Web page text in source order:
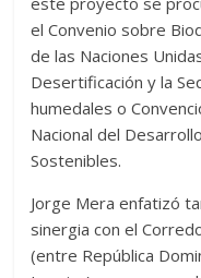
el Convenio sobre
de las Naciones
Desertificación y la
humedales o
Nacional del
Sostenibles.
Jorge Mera enfatizó
sinergia con el
(entre República